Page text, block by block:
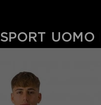
SPORT UOMO